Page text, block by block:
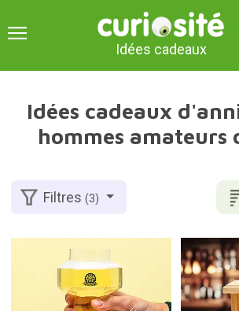
Idées cadeaux
Idées cadeaux
hommes amateurs
Filtres(3)